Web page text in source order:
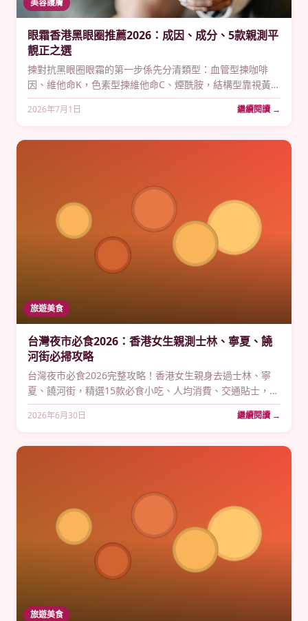
美容護膚
眼霜香港黑眼圈推薦2026：成因、成分、5款親測平
靚正之選
揀對抗黑眼圈眼霜的第一步係先分清類型：血管型揀咖啡
因、維他命K，色素型揀維他命C、煙酰胺，結構型靠視黃醇
撐膠原；本文5款親測平價之選由HK$79至HK$165，全部屈
臣氏、SASA買得到。
2026年7月1日 繼續閱讀 →
旅遊美食
台灣夜市必食2026：香港女生親測士林、寧夏、饒
河街必掃攻略
台灣夜市必食2026完整攻略！香港女生親身去過士林、寧
夏、饒河街，精選15款必食小吃、人均消費、交通貼士，幫
你掃清排隊陷阱。
2026年6月30日 繼續閱讀 →
旅遊美食